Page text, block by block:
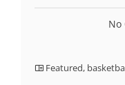
No
Featured,